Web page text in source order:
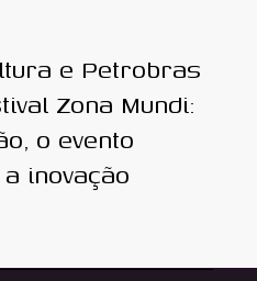
e Petrobras
Zona Mundi:
o evento
inovação